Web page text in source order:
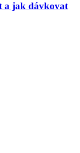
a jak dávkovat